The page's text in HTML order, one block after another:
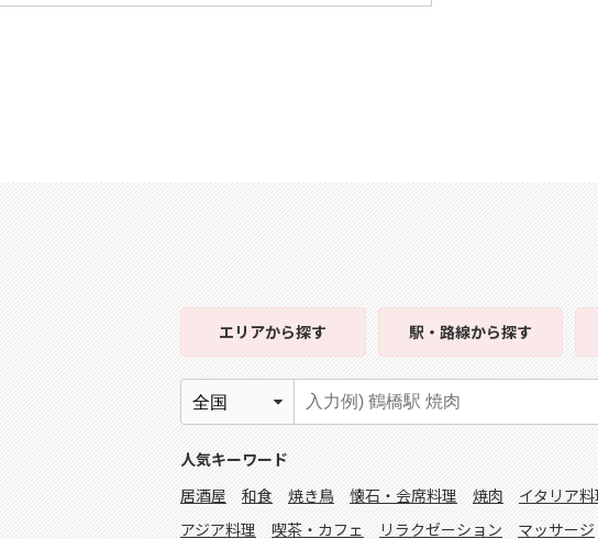
エリアから探す 駅・路線から探す
人気キーワード
居酒屋
和食 焼き鳥 懐石・会席料理 焼肉 イタリア料
アジア料理
喫茶・カフェ リラクゼーション マッサージ